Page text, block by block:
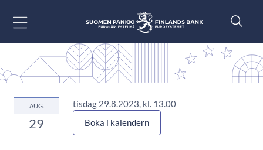
AUG.
29
tisdag 29.8.2023, kl. 13.00
Boka i kalendern